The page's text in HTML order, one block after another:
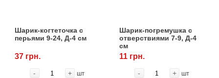
Шарик-когтеточка с
перьями 9-24, Д-4 см
37 грн.
- + шт
Шарик-погремушка с
отверствиями 7-9, Д-4
см
11 грн.
- + шт